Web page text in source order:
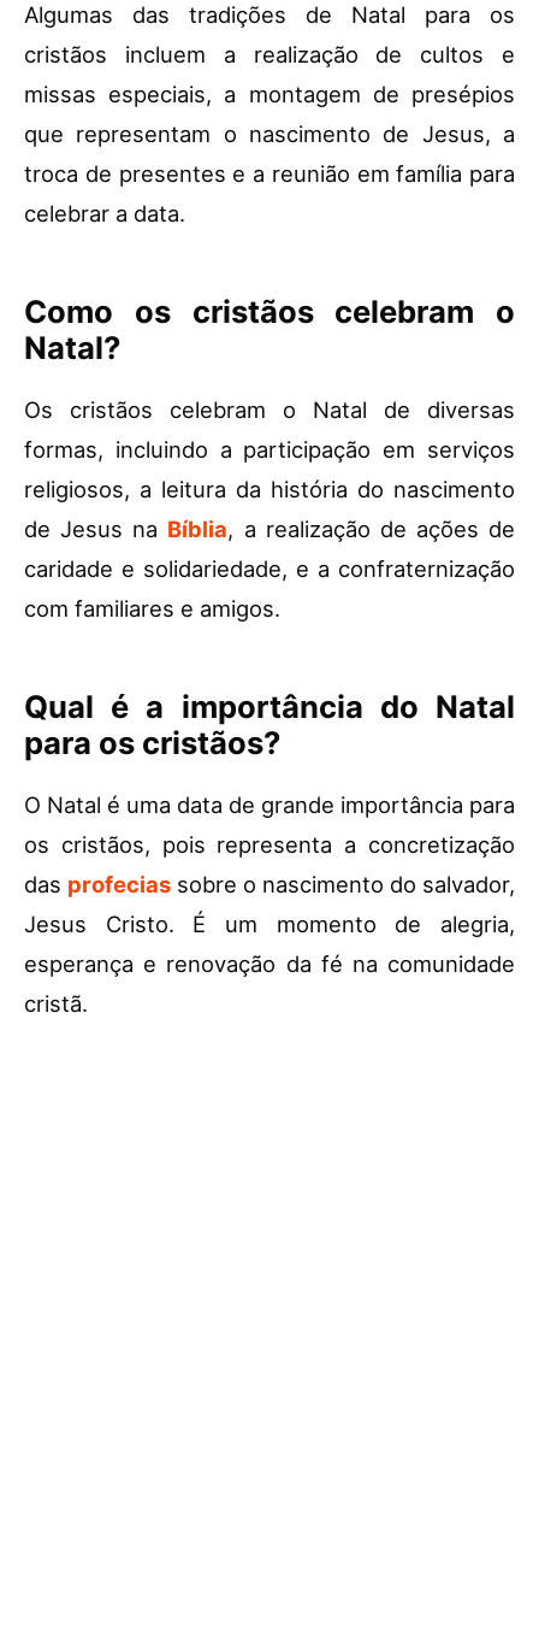
Algumas das tradições de Natal para os
cristãos incluem a realização de cultos e
missas especiais, a montagem de presépios
que representam o nascimento de Jesus, a
troca de presentes e a reunião em família para
celebrar a data.
Como os cristãos celebram o
Natal?
Os cristãos celebram o Natal de diversas
formas, incluindo a participação em serviços
religiosos, a leitura da história do nascimento
de Jesus na Bíblia, a realização de ações de
caridade e solidariedade, e a confraternização
com familiares e amigos.
Qual é a importância do Natal
para os cristãos?
O Natal é uma data de grande importância para
os cristãos, pois representa a concretização
das profecias sobre o nascimento do salvador,
Jesus Cristo. É um momento de alegria,
esperança e renovação da fé na comunidade
cristã.